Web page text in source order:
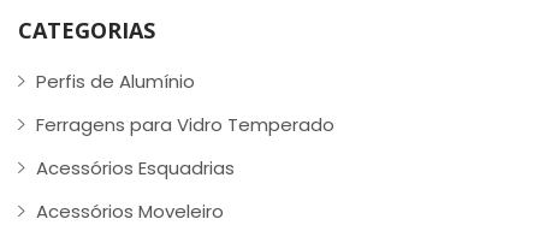
CATEGORIAS
Perfis de Alumínio
Ferragens para Vidro Temperado
Acessórios Esquadrias
Acessórios Moveleiro